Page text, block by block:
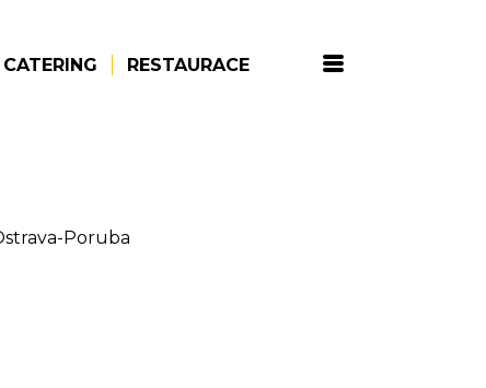
RESTAURACE
Poruba